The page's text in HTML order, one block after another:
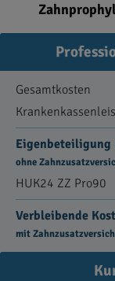
Gesamtkosten
Eigenbeteiligung
ohne
HUK24 ZZ Pro90
Verbleibende
mit